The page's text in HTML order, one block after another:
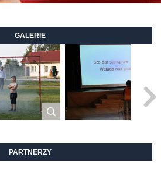
GALERIE
PARTNERZY